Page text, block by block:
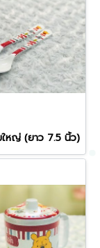
หญ่ (ยาว 7.5 นิ้ว)